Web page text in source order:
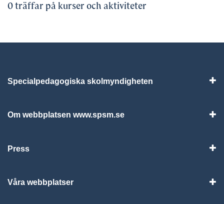
0 träffar på kurser och aktiviteter
Specialpedagogiska skolmyndigheten
Om webbplatsen www.spsm.se
Press
Våra webbplatser